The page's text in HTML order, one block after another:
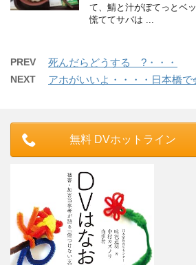
て、鯖と汁がぼてっとベ
慌ててサバは ...
PREV 死んだらどうする ?・・・
NEXT アホがいいよ・・・・日本橋で
無料 DVホットライン